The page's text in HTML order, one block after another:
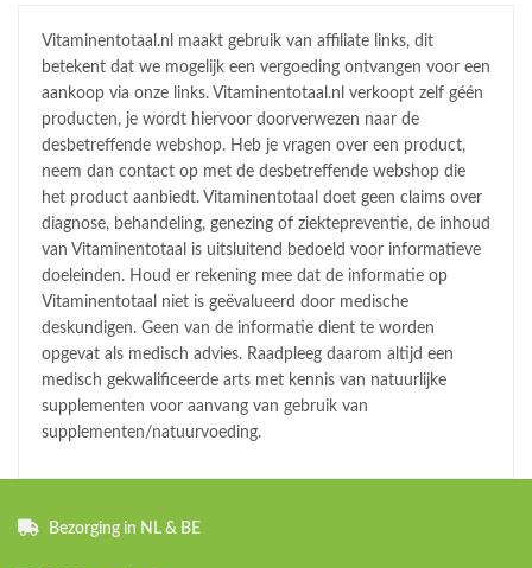
Vitaminentotaal.nl maakt gebruik van affiliate links, dit
betekent dat we mogelijk een vergoeding ontvangen voor een
aankoop via onze links. Vitaminentotaal.nl verkoopt zelf géén
producten, je wordt hiervoor doorverwezen naar de
desbetreffende webshop. Heb je vragen over een product,
neem dan contact op met de desbetreffende webshop die
het product aanbiedt. Vitaminentotaal doet geen claims over
diagnose, behandeling, genezing of ziektepreventie, de inhoud
van Vitaminentotaal is uitsluitend bedoeld voor informatieve
doeleinden. Houd er rekening mee dat de informatie op
Vitaminentotaal niet is geëvalueerd door medische
deskundigen. Geen van de informatie dient te worden
opgevat als medisch advies. Raadpleeg daarom altijd een
medisch gekwalificeerde arts met kennis van natuurlijke
supplementen voor aanvang van gebruik van
supplementen/natuurvoeding.
Bezorging in NL & BE